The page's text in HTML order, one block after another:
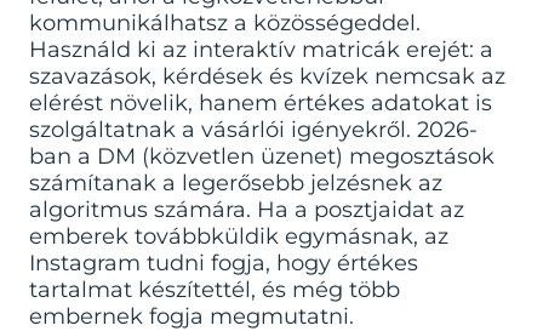
kommunikálhatsz a közösségeddel.
Használd ki az interaktív matricák erejét: a
szavazások, kérdések és kvízek nemcsak az
elérést növelik, hanem értékes adatokat is
szolgáltatnak a vásárlói igényekről. 2026-
ban a DM (közvetlen üzenet) megosztások
számítanak a legerősebb jelzésnek az
algoritmus számára. Ha a posztjaidat az
emberek továbbküldik egymásnak, az
Instagram tudni fogja, hogy értékes
tartalmat készítettél, és még több
embernek fogja megmutatni.